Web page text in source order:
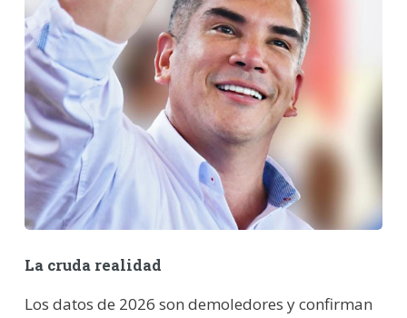
La cruda realidad
Los datos de 2026 son demoledores y confirman